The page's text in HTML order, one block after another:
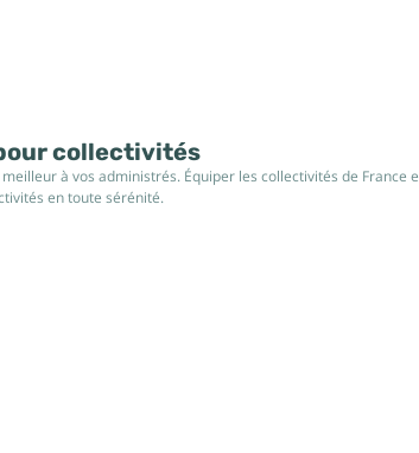
collectivités
à vos administrés. Équiper les collectivités de France
en toute sérénité.